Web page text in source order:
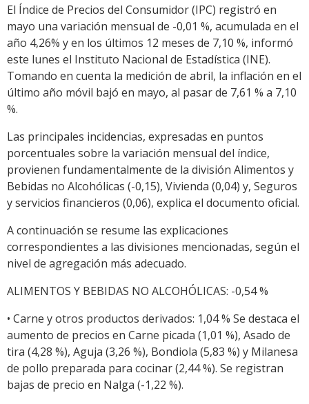
Link
El Índice de Precios del Consumidor (IPC) registró en
mayo una variación mensual de -0,01 %, acumulada en el
año 4,26% y en los últimos 12 meses de 7,10 %, informó
este lunes el Instituto Nacional de Estadística (INE).
Tomando en cuenta la medición de abril, la inflación en el
último año móvil bajó en mayo, al pasar de 7,61 % a 7,10
%.
Las principales incidencias, expresadas en puntos
porcentuales sobre la variación mensual del índice,
provienen fundamentalmente de la división Alimentos y
Bebidas no Alcohólicas (-0,15), Vivienda (0,04) y, Seguros
y servicios financieros (0,06), explica el documento oficial.
A continuación se resume las explicaciones
correspondientes a las divisiones mencionadas, según el
nivel de agregación más adecuado.
ALIMENTOS Y BEBIDAS NO ALCOHÓLICAS: -0,54 %
• Carne y otros productos derivados: 1,04 % Se destaca el
aumento de precios en Carne picada (1,01 %), Asado de
tira (4,28 %), Aguja (3,26 %), Bondiola (5,83 %) y Milanesa
de pollo preparada para cocinar (2,44 %). Se registran
bajas de precio en Nalga (-1,22 %).